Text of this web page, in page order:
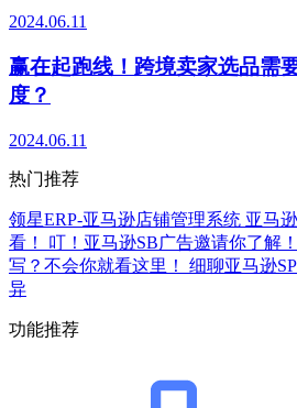
2024.06.11
赢在起跑线！跨境卖家选品需
度？
2024.06.11
热门推荐
领星ERP-亚马逊店铺管理系统 亚马
看！
叮！亚马逊SB广告邀请你了解！
写？不会你就看这里！
细聊亚马逊
异
功能推荐